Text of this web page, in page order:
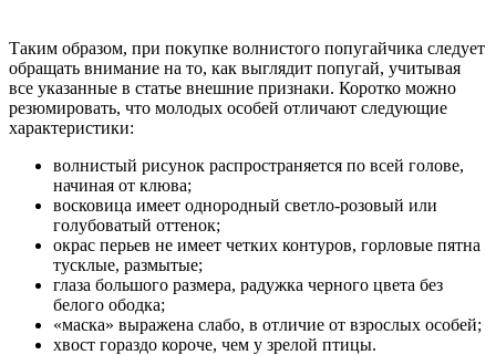
Таким образом, при покупке волнистого попугайчика следует
обращать внимание на то, как выглядит попугай, учитывая
все указанные в статье внешние признаки. Коротко можно
резюмировать, что молодых особей отличают следующие
характеристики:
волнистый рисунок распространяется по всей голове,
начиная от клюва;
восковица имеет однородный светло-розовый или
голубоватый оттенок;
окрас перьев не имеет четких контуров, горловые пятна
тусклые, размытые;
глаза большого размера, радужка черного цвета без
белого ободка;
«маска» выражена слабо, в отличие от взрослых особей;
хвост гораздо короче, чем у зрелой птицы.